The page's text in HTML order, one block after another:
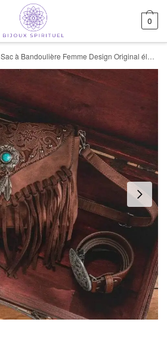
0
Sac à Bandoulière Femme Design Original élégant et Pratique 22 Cm